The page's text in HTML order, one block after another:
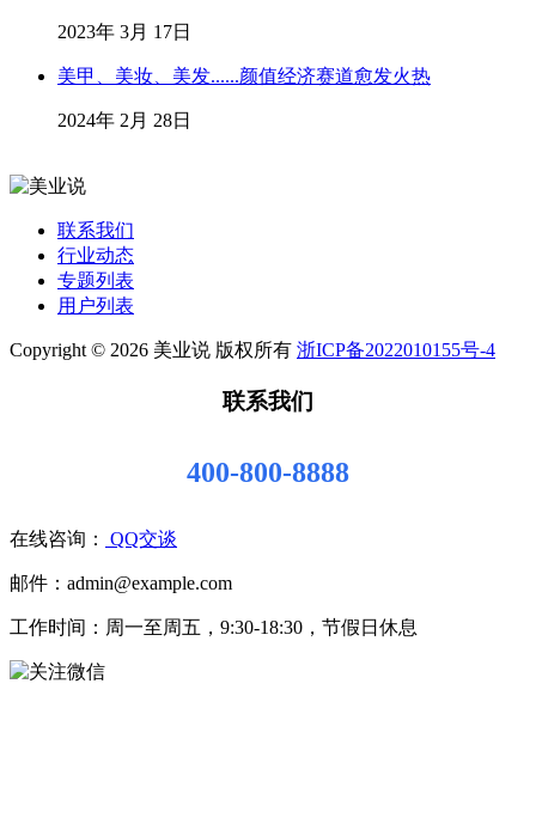
2023年 3月 17日
美甲、美妆、美发......颜值经济赛道愈发火热
2024年 2月 28日
联系我们
行业动态
专题列表
用户列表
Copyright © 2026 美业说 版权所有 浙ICP备2022010155号-4
联系我们
400-800-8888
在线咨询： QQ交谈
邮件：admin@example.com
工作时间：周一至周五，9:30-18:30，节假日休息